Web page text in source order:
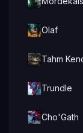
Olaf
Tahm
Trundle
Cho'Gath